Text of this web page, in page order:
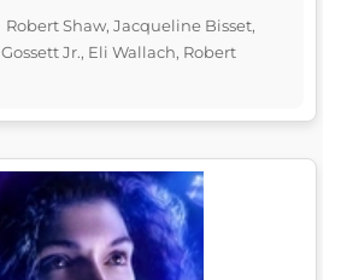
Robert Shaw, Jacqueline Bisset,
Jr., Eli Wallach, Robert